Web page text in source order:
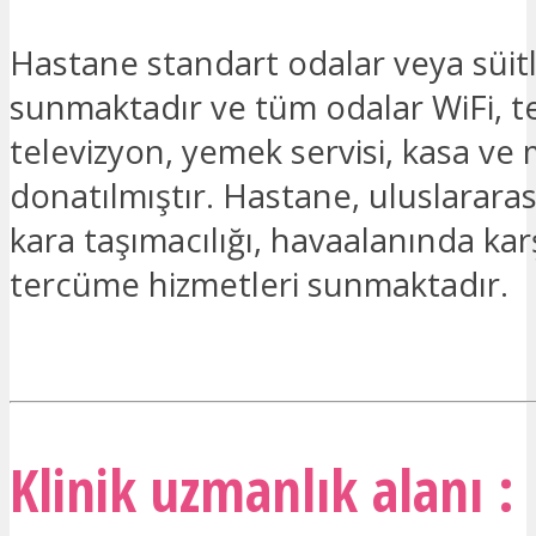
Hastane standart odalar veya
sunmaktadır ve tüm odalar WiFi,
televizyon, yemek servisi, kasa ve
donatılmıştır. Hastane,
kara taşımacılığı, havaalanında
tercüme hizmetleri sunmaktadır.
Klinik uzmanlık alanı :